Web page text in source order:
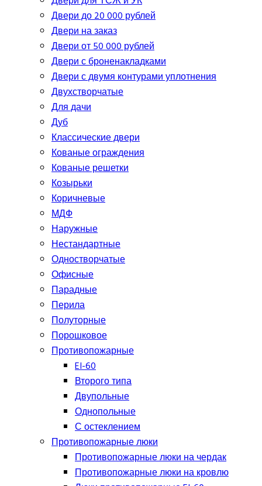
Двери до 20 000 рублей
Двери на заказ
Двери от 50 000 рублей
Двери с броненакладками
Двери с двумя контурами уплотнения
Двухстворчатые
Для дачи
Дуб
Классические двери
Кованые ограждения
Кованые решетки
Козырьки
Коричневые
МДФ
Наружные
Нестандартные
Одностворчатые
Офисные
Парадные
Перила
Полуторные
Порошковое
Противопожарные
EI-60
Второго типа
Двупольные
Однопольные
С остеклением
Противопожарные люки
Противопожарные люки на чердак
Противопожарные люки на кровлю